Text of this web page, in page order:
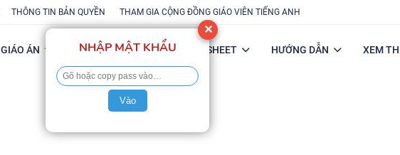
THÔNG TIN BẢN QUYỀN THAM GIA CỘNG ĐỒNG GIÁO VIÊN TIẾNG ANH
GIÁO ÁN POWERPOINT FLASH-SHEET HƯỚNG DẪN XEM
✕
NHẬP MẬT KHẨU
Vào